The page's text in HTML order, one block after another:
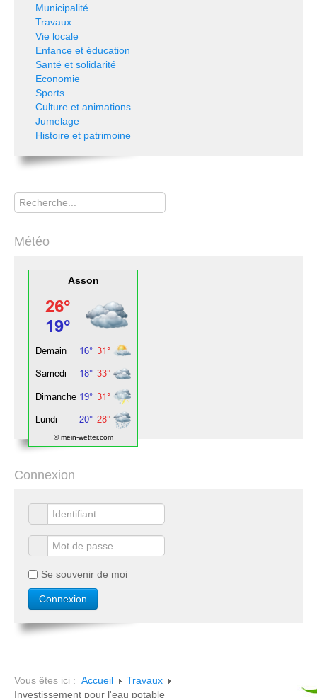
Municipalité
Travaux
Vie locale
Enfance et éducation
Santé et solidarité
Economie
Sports
Culture et animations
Jumelage
Histoire et patrimoine
Rechercher
Météo
Asson
© mein-wetter.com
Connexion
Se souvenir de moi
Vous êtes ici : Accueil
Travaux
Investissement pour l'eau potable